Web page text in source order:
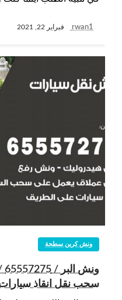
rwan1 فبراير 22, 2021
ونش كرين سطحة
سحب نقل انقاذ